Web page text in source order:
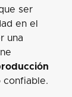
ser
en el
una
confiable.